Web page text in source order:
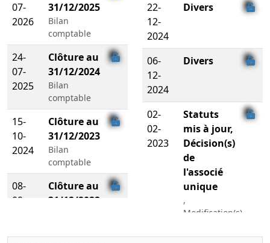
07-
2026
31/12/2025
Bilan
comptable
24-
07-
2025
Clôture au
31/12/2024
Bilan
comptable
15-
10-
2024
Clôture au
31/12/2023
Bilan
comptable
08-
09-
Clôture au
31/12/2022
22-
12-
2024
Divers
06-
12-
2024
Divers
02-
02-
2023
Statuts
mis à jour,
Décision(s)
de
l'associé
unique
,
Modification(s)